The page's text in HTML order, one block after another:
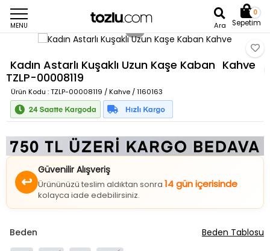
MENU Ara
0
Sepetim
Kadın Astarlı Kuşaklı Uzun Kaşe Kaban Kahve
TZLP-00008119
Ürün Kodu : TZLP-00008119 / Kahve / 1160163
↩
Güvenilir Alışveriş
Ürününüzü teslim aldıktan sonra 14 gün içerisinde
kolayca iade edebilirsiniz.
Beden Beden Tablosu